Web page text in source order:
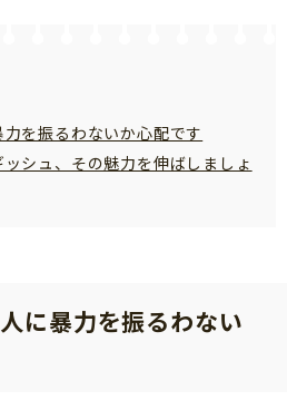
を振るわないか心配です
シュ、その魅力を伸ばしましょ
に暴力を振るわない